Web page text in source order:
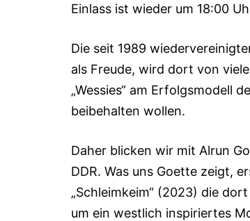
Einlass ist wieder um 18:00
Die seit 1989
als Freude, wird dort von
„Wessies“ am Erfolgsmodell
beibehalten wollen.
Daher blicken wir mit Alrun
DDR. Was uns Goette zeigt,
„Schleimkeim“ (2023) die
um ein westlich inspiriertes